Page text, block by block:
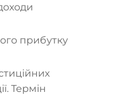
прибутку
Термін